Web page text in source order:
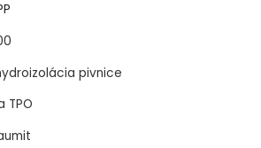
pivnice
TPO